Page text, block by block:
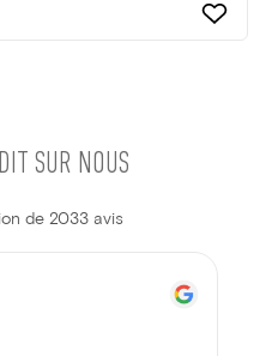
SUR NOUS
de 2033 avis